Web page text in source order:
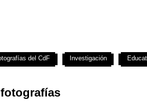
del CdF Investigación